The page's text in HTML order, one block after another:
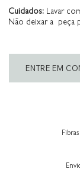
Cuidados: Lavar
Não deixar a peça
ENTRE EM